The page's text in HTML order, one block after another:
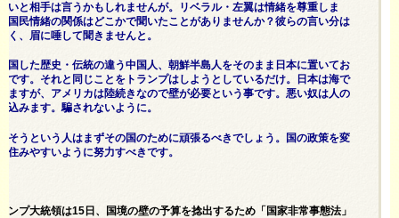
いと相手は言うかもしれませんが。リベラル・左翼は情緒を尊重しま
国民情緒の関係はどこかで聞いたことがありませんか？彼らの言い分は
く、眉に唾して聞きませんと。
国した歴史・伝統の違う中国人、朝鮮半島人をそのまま日本に置いてお
です。それと同じことをトランプはしようとしているだけ。日本は海で
ますが、アメリカは陸続きなので壁が必要という事です。悪い奴は人の
込みます。騙されないように。
そうという人はまずその国のために頑張るべきでしょう。国の政策を変
住みやすいように努力すべきです。
ンプ大統領は15日、国境の壁の予算を捻出するため「国家非常事態法」